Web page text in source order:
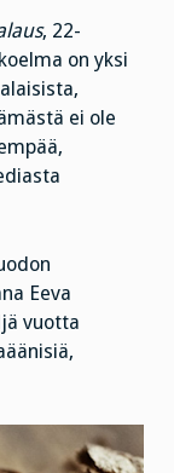
, 22-
on yksi
ei ole
Eeva
vuotta